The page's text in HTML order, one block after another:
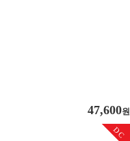
47,600원
DC